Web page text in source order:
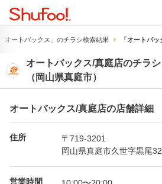
オートバックス」のチラシ検索結果 「オートバ
オートバックス/真庭店のチラ
（岡山県真庭市）
オートバックス/真庭店の店舗詳細
住所
〒719-3201
岡山県真庭市久世字黒尾
営業時間 10:00〜20:00